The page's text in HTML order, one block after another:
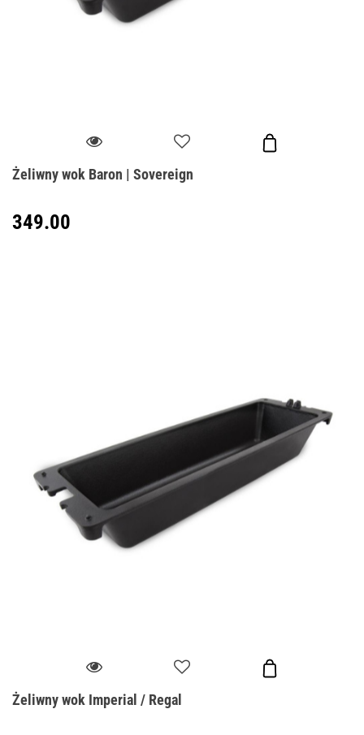
Żeliwny wok Baron | Sovereign
349.00
Żeliwny wok Imperial / Regal